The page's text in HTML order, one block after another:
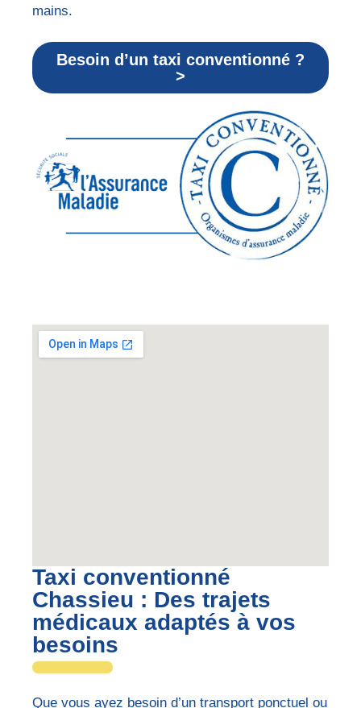
mains.
Besoin d’un taxi conventionné ?
>
Taxi conventionné
Chassieu : Des trajets
médicaux adaptés à vos
besoins
Que vous ayez besoin d’un transport ponctuel ou